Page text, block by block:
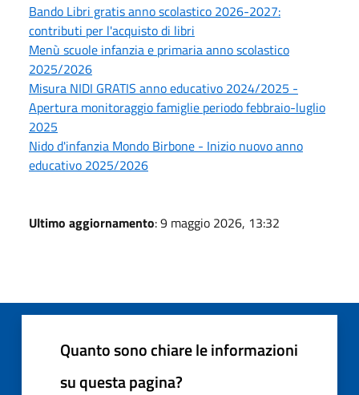
Bando Libri gratis anno scolastico 2026-2027:
contributi per l'acquisto di libri
Menù scuole infanzia e primaria anno scolastico
2025/2026
Misura NIDI GRATIS anno educativo 2024/2025 -
Apertura monitoraggio famiglie periodo febbraio-luglio
2025
Nido d'infanzia Mondo Birbone - Inizio nuovo anno
educativo 2025/2026
Ultimo aggiornamento: 9 maggio 2026, 13:32
Quanto sono chiare le informazioni
su questa pagina?